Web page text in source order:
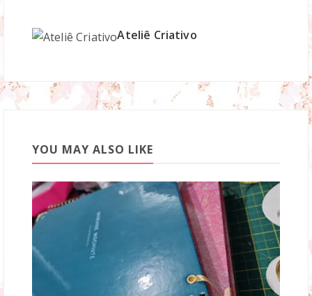
Ateliê Criativo
YOU MAY ALSO LIKE